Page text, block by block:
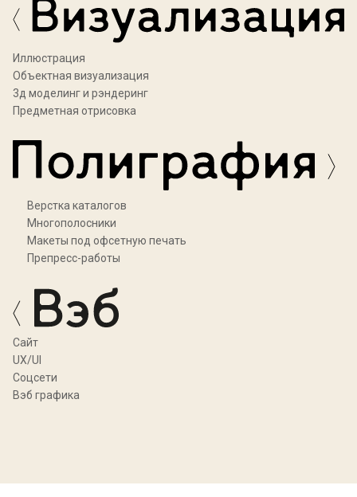
Иллюстрация
Объектная визуализация
3д моделинг и рэндеринг
Предметная отрисовка
Верстка каталогов
Многополосники
Макеты под офсетную печать
Препресс-работы
Cайт
UX/UI
Соцсети
Вэб графика